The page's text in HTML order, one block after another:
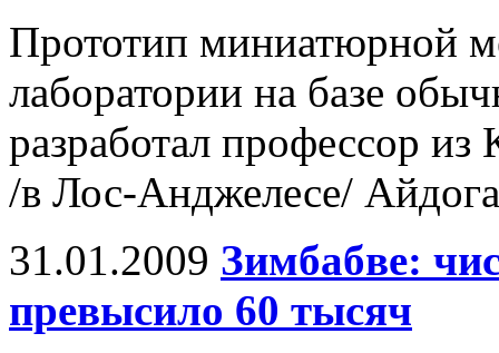
Прототип миниатюрной
лаборатории на базе
разработал профессор из
/в Лос-Анджелесе/
31.01.2009 Зимбабве:
превысило 60 тысяч